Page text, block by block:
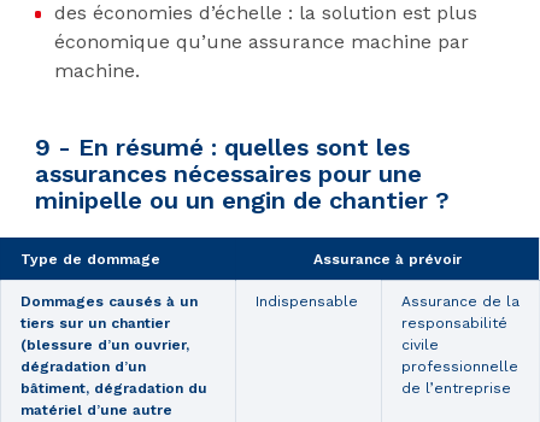
des économies d’échelle : la solution est plus
économique qu’une assurance machine par
machine.
9 - En résumé : quelles sont les
assurances nécessaires pour une
minipelle ou un engin de chantier ?
Type de dommage Assurance à prévoir
Dommages causés à un
tiers sur un chantier
(blessure d’un ouvrier,
dégradation d’un
bâtiment, dégradation du
matériel d’une autre
Indispensable
Assurance de la
responsabilité
civile
professionnelle
de l’entreprise